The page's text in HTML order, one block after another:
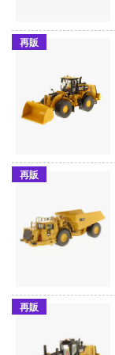
再販
再販
再販
雪風
ンバイン
穴はある！
とこのこ